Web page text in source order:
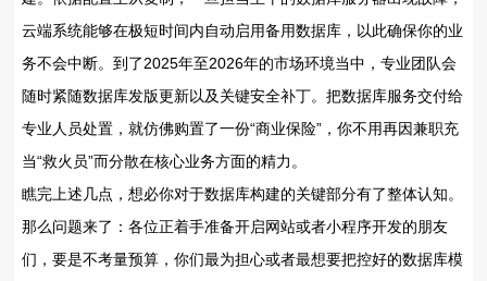
云端系统能够在极短时间内自动启用备用数据库，以此确保你的业
务不会中断。到了2025年至2026年的市场环境当中，专业团队会
随时紧随数据库发版更新以及关键安全补丁。把数据库服务交付给
专业人员处置，就仿佛购置了一份“商业保险”，你不用再因兼职充
当“救火员”而分散在核心业务方面的精力。
瞧完上述几点，想必你对于数据库构建的关键部分有了整体认知。
那么问题来了：各位正着手准备开启网站或者小程序开发的朋友
们，要是不考量预算，你们最为担心或者最想要把控好的数据库模